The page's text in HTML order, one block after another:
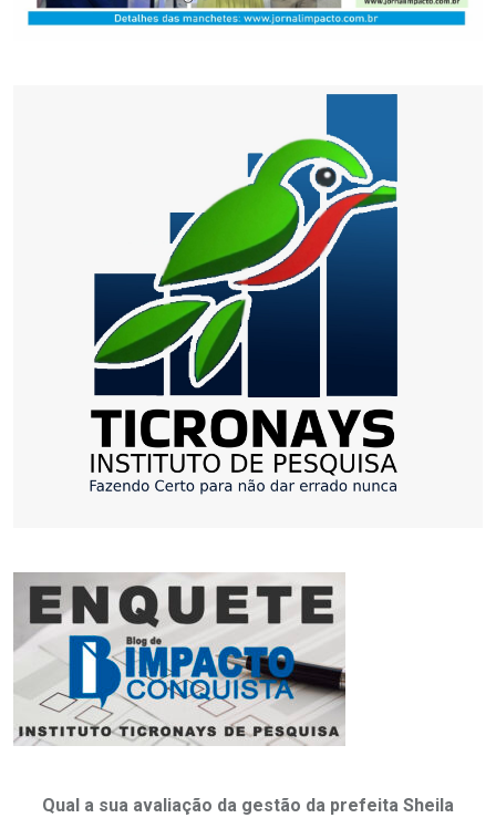
Qual a sua avaliação da gestão da prefeita Sheila